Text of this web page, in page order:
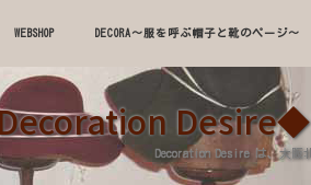
WEBSHOP DECORA～服を呼ぶ帽子と靴のページ～
Desire◆
Decoration Desire は、大阪